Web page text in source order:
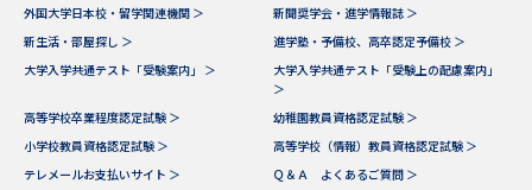
外国大学日本校・留学関連機関 ＞
新聞奨学会・進学情報誌 ＞
新生活・部屋探し ＞
進学塾・予備校、高卒認定予備校 ＞
大学入学共通テスト「受験案内」 ＞
大学入学共通テスト「受験上の配慮案内」
＞
高等学校卒業程度認定試験 ＞
幼稚園教員資格認定試験 ＞
小学校教員資格認定試験 ＞
高等学校（情報）教員資格認定試験 ＞
テレメールお支払いサイト ＞
Ｑ＆Ａ よくあるご質問 ＞